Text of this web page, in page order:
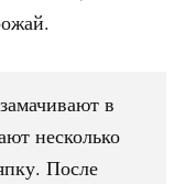
в
несколько
После